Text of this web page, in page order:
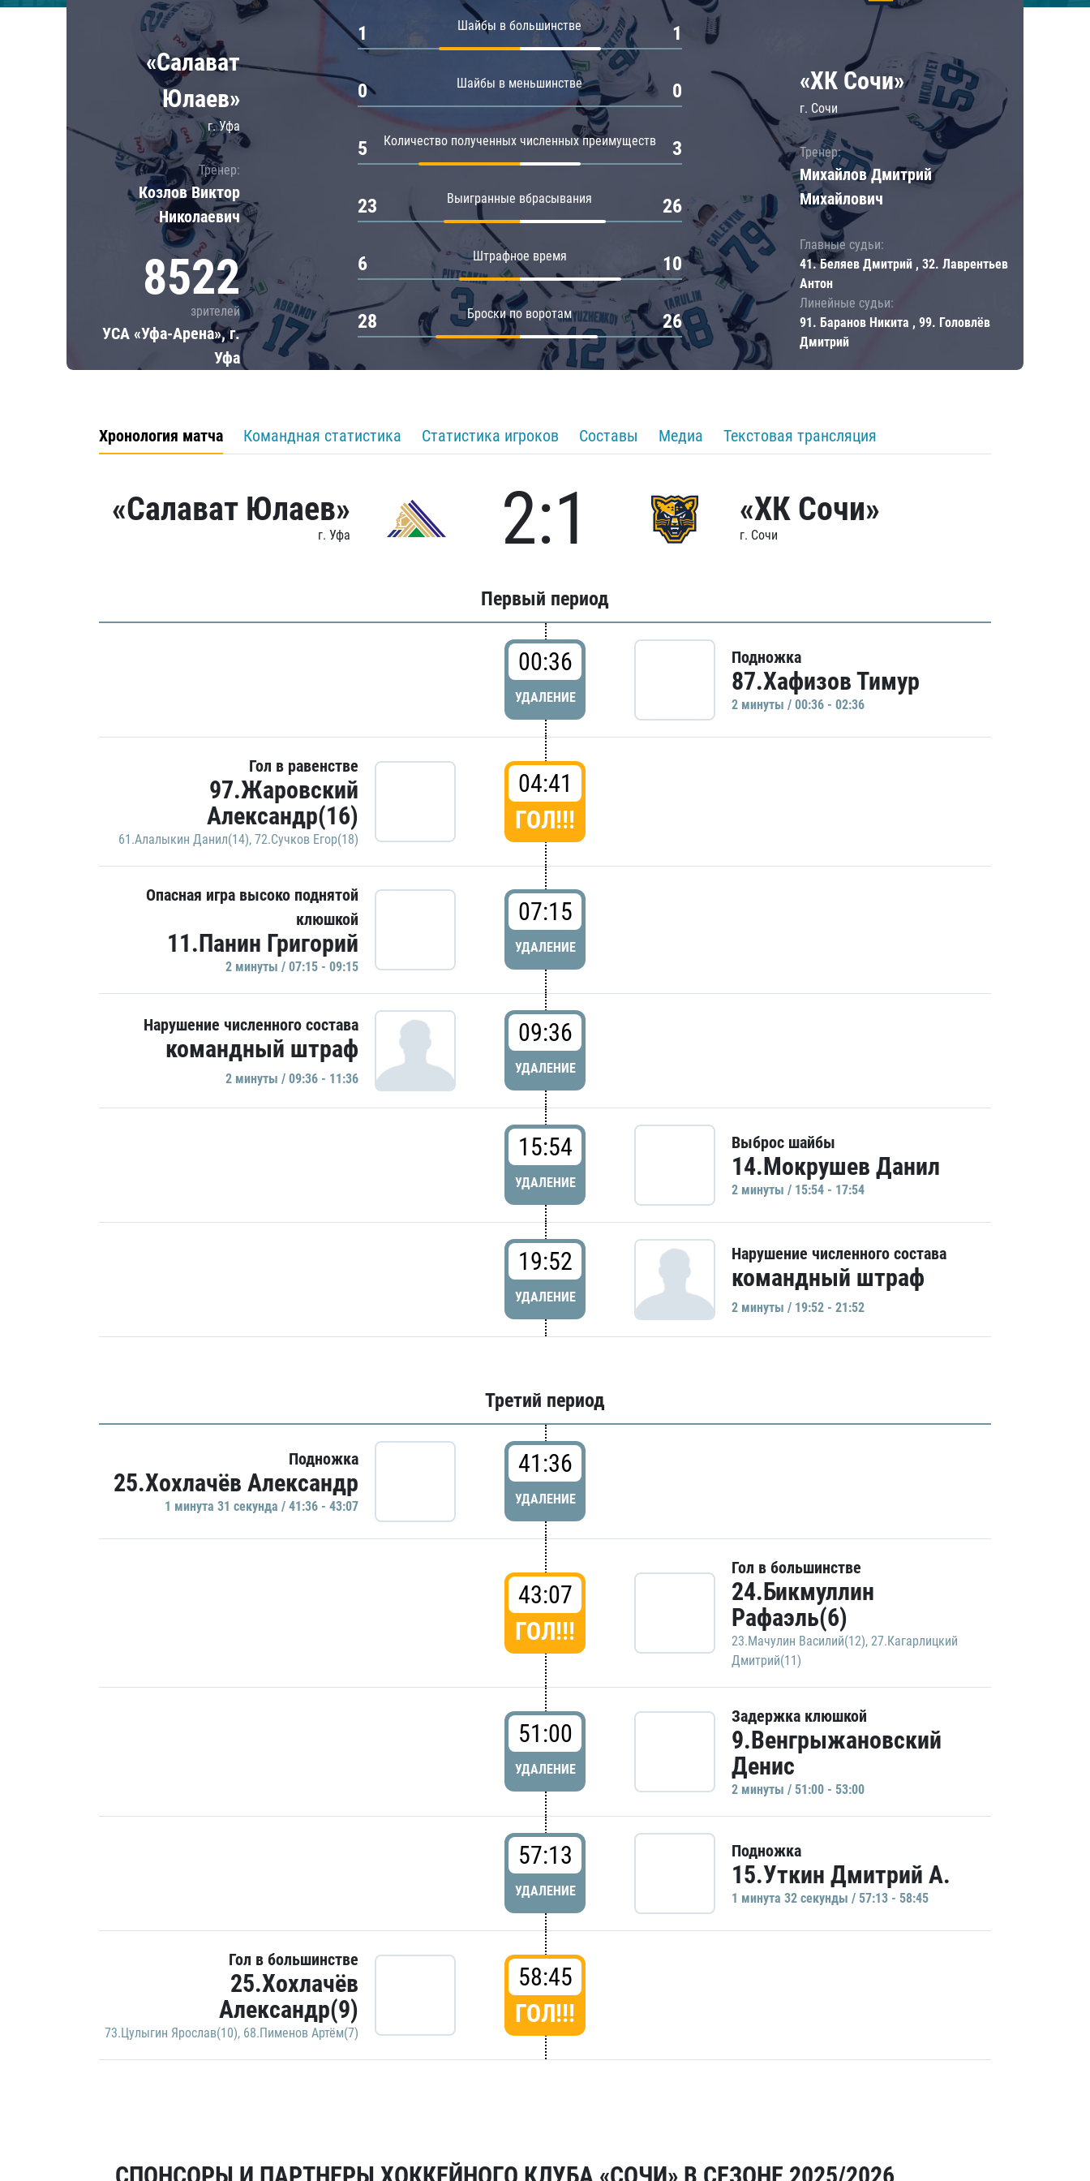
Локомотив
ЦСКА
«Салават
Юлаев»
г. Уфа
Тренер:
Козлов Виктор
Николаевич
8522
зрителей
УСА «Уфа-Арена», г.
Уфа
Шайбы в большинстве
1 1
Шайбы в меньшинстве
0 0
Количество полученных численных преимуществ
5 3
Выигранные вбрасывания
23 26
Штрафное время
6 10
Броски по воротам
28 26
«ХК Сочи»
г. Сочи
Тренер:
Михайлов Дмитрий
Михайлович
Главные судьи:
41. Беляев Дмитрий , 32. Лаврентьев
Антон
Линейные судьи:
91. Баранов Никита , 99. Головлёв
Дмитрий
Хронология матча Командная статистика Статистика игроков Составы Медиа Текстовая трансляция
«Салават Юлаев»
г. Уфа 2:1 «ХК Сочи»
г. Сочи
Первый период
00:36
УДАЛЕНИЕ
Подножка
87.Хафизов Тимур
2 минуты / 00:36 - 02:36
Гол в равенстве
97.Жаровский
Александр(16)
61.Алалыкин Данил(14), 72.Сучков Егор(18)
04:41
ГОЛ!!!
Опасная игра высоко поднятой
клюшкой
11.Панин Григорий
2 минуты / 07:15 - 09:15
07:15
УДАЛЕНИЕ
Нарушение численного состава
командный штраф
2 минуты / 09:36 - 11:36
09:36
УДАЛЕНИЕ
15:54
УДАЛЕНИЕ
Выброс шайбы
14.Мокрушев Данил
2 минуты / 15:54 - 17:54
19:52
УДАЛЕНИЕ
Нарушение численного состава
командный штраф
2 минуты / 19:52 - 21:52
Третий период
Подножка
25.Хохлачёв Александр
1 минутa 31 секундa / 41:36 - 43:07
41:36
УДАЛЕНИЕ
43:07
ГОЛ!!!
Гол в большинстве
24.Бикмуллин
Рафаэль(6)
23.Мачулин Василий(12), 27.Кагарлицкий
Дмитрий(11)
51:00
УДАЛЕНИЕ
Задержка клюшкой
9.Венгрыжановский
Денис
2 минуты / 51:00 - 53:00
57:13
УДАЛЕНИЕ
Подножка
15.Уткин Дмитрий А.
1 минутa 32 секунды / 57:13 - 58:45
Гол в большинстве
25.Хохлачёв
Александр(9)
73.Цулыгин Ярослав(10), 68.Пименов Артём(7)
58:45
ГОЛ!!!